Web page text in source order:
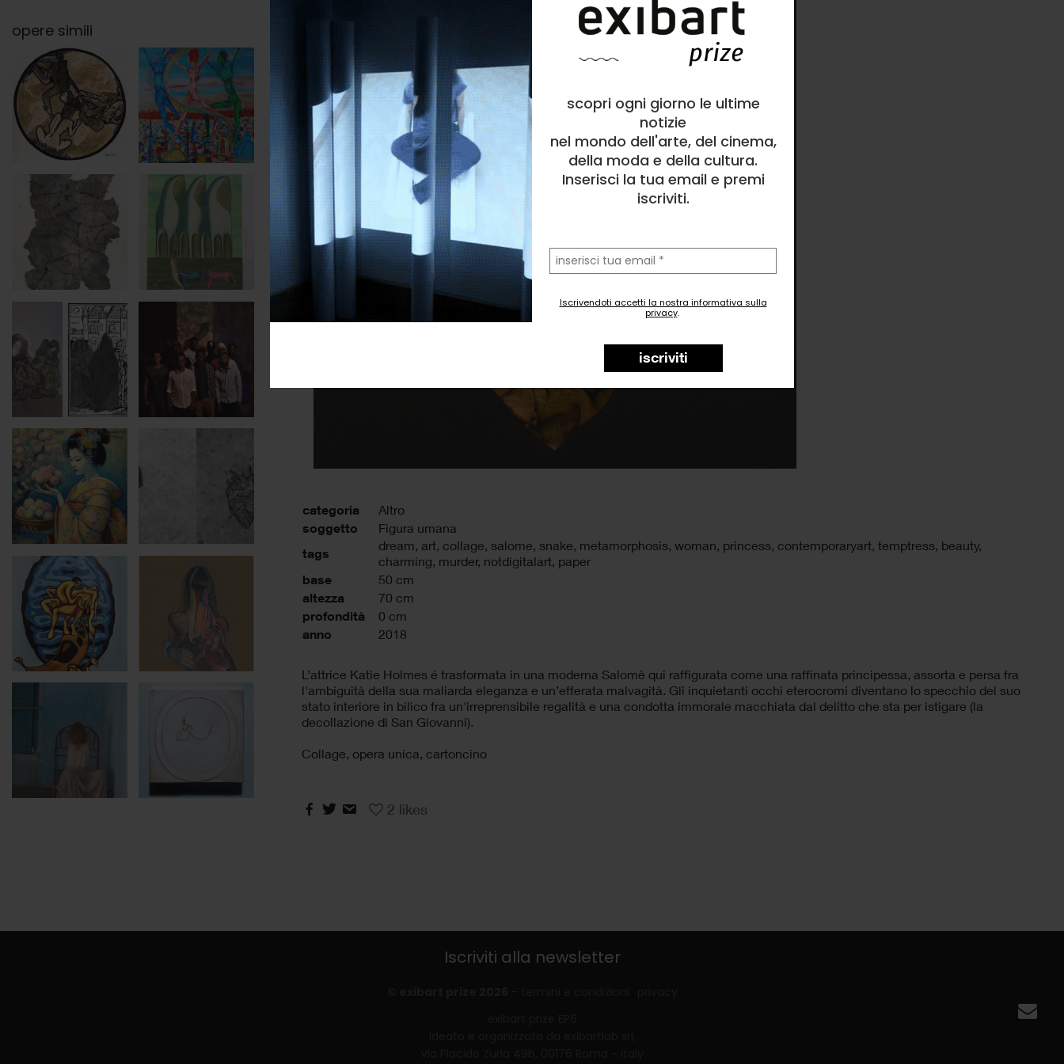
scopri ogni giorno le ultime
notizie
nel mondo dell'arte, del cinema,
della moda e della cultura.
Inserisci la tua email e premi
iscriviti.
la
tua
email
Iscrivendoti accetti la nostra informativa sulla
privacy.
iscriviti
categoria Altro
soggetto Figura umana
tags
dream, art, collage, salome, snake, metamorphosis, woman, princess, contemporaryart, temptress, beauty,
charming, murder, notdigitalart, paper
base 50 cm
altezza 70 cm
profondità 0 cm
anno 2018
L’attrice Katie Holmes é trasformata in una moderna Salomè qui raffigurata come una raffinata principessa, assorta e persa fra
l'ambiguità della sua maliarda eleganza e un’efferata malvagità. Gli inquietanti occhi eterocromi diventano lo specchio del suo
stato interiore in bilico fra un'irreprensibile regalità e una condotta immorale macchiata dal delitto che sta per istigare (la
decollazione di San Giovanni).
Collage, opera unica, cartoncino
2 likes
opere simili
Iscriviti alla newsletter